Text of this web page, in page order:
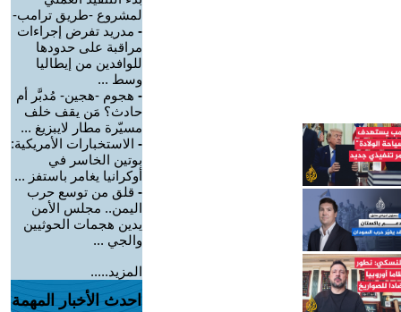
لمشروع -طريق ترامب-
- مدريد تفرض إجراءات
مراقبة على حدودها
للوافدين من إيطاليا
وسط ...
- هجوم -هجين- مُدبَّر أم
حادث؟ مَن يقف خلف
مسيّرة مطار لايبزيغ ...
- الاستخبارات الأمريكية:
بوتين الخاسر في
أوكرانيا يغامر باستفز ...
- قلق من توسع حرب
اليمن.. مجلس الأمن
يدين هجمات الحوثيين
والجي ...
المزيد.....
احدث الأخبار المهمة